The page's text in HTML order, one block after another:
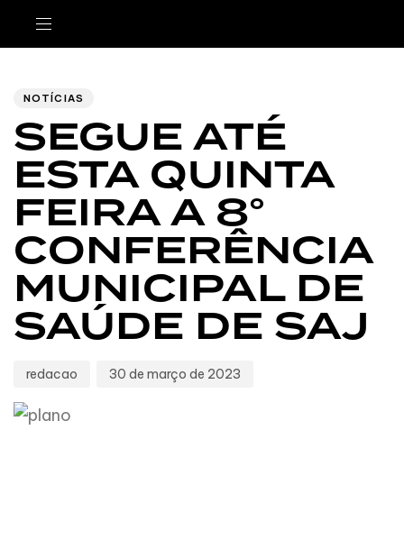
NOTÍCIAS
SEGUE ATÉ
ESTA QUINTA
FEIRA A 8°
CONFERÊNCIA
MUNICIPAL DE
SAÚDE DE SAJ
redacao 30 de março de 2023